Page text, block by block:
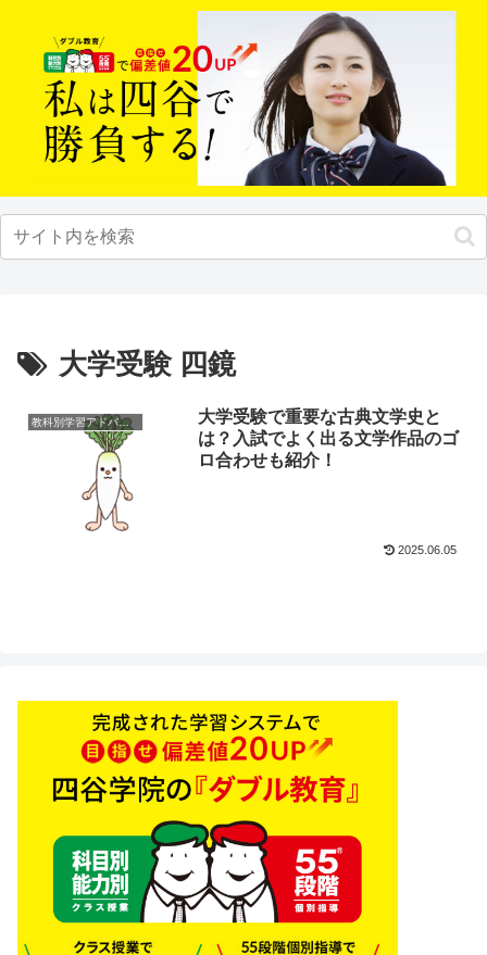
大学受験 四鏡
教科別学習アドバイス
大学受験で重要な古典文学史と
は？入試でよく出る文学作品のゴ
ロ合わせも紹介！
2025.06.05